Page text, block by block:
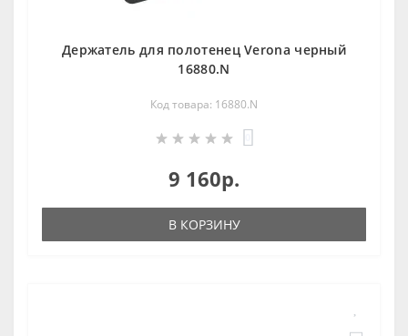
Держатель для полотенец Verona черный
16880.N
Код товара: 16880.N
9 160р.
В КОРЗИНУ